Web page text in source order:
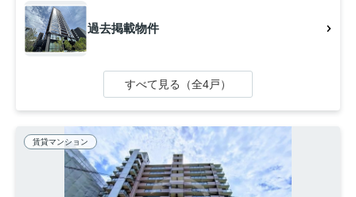
過去掲載物件
すべて見る（全4戸）
賃貸マンション